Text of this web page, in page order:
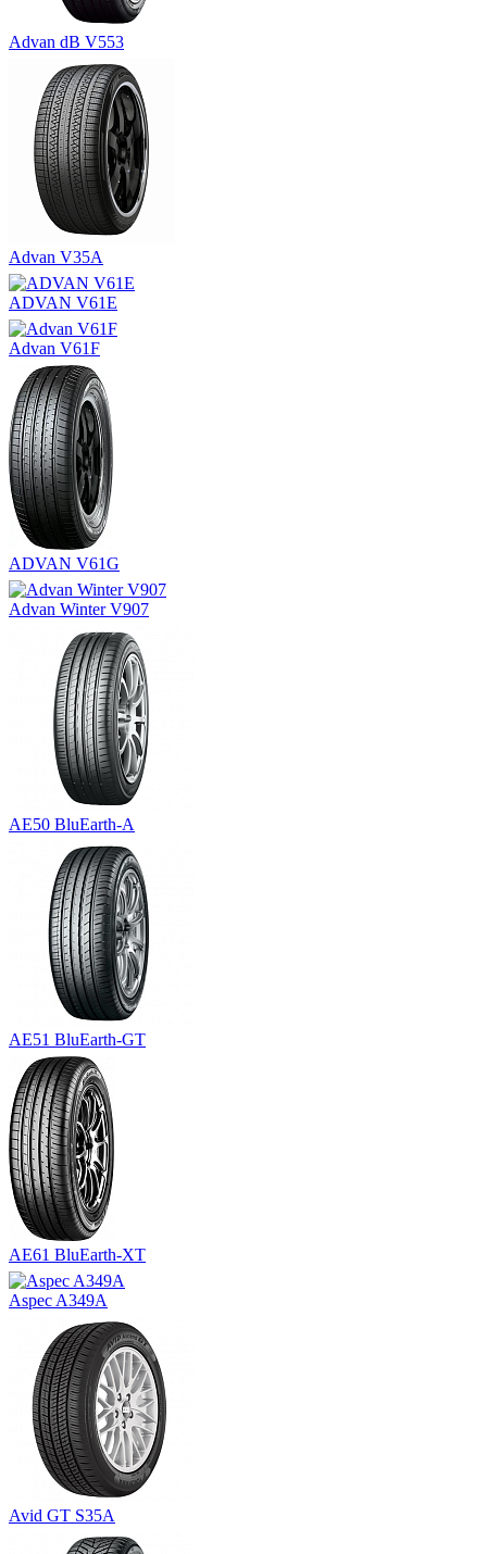
Advan dB V553
Advan V35A
ADVAN V61E
Advan V61F
ADVAN V61G
Advan Winter V907
AE50 BluEarth-A
AE51 BluEarth-GT
AE61 BluEarth-XT
Aspec A349A
Avid GT S35A